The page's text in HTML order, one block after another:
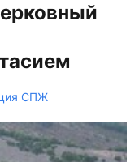
СПЖ